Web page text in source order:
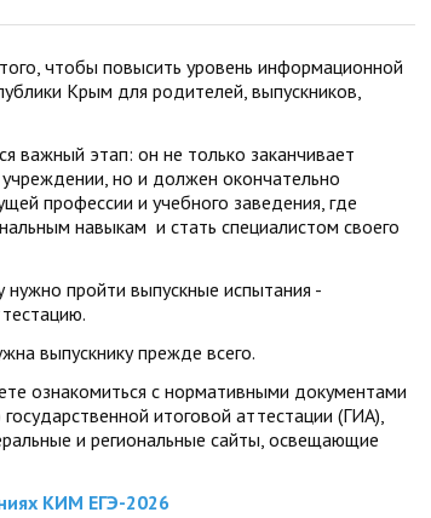
чтобы повысить уровень информационной
Крым для родителей, выпускников,
важный этап: он не только заканчивает
но и должен окончательно
профессии и учебного заведения, где
навыкам и стать специалистом своего
пройти выпускные испытания -
выпускнику прежде всего.
ознакомиться с нормативными документами
итоговой аттестации (ГИА),
и региональные сайты, освещающие
КИМ ЕГЭ-2026